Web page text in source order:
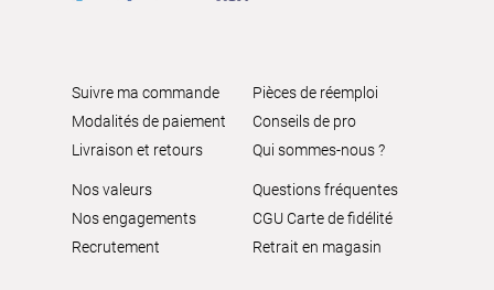
Suivre ma commande
Modalités de paiement
Livraison et retours
Pièces de réemploi
Conseils de pro
Qui sommes-nous ?
Nos valeurs
Nos engagements
Recrutement
Questions fréquentes
CGU Carte de fidélité
Retrait en magasin